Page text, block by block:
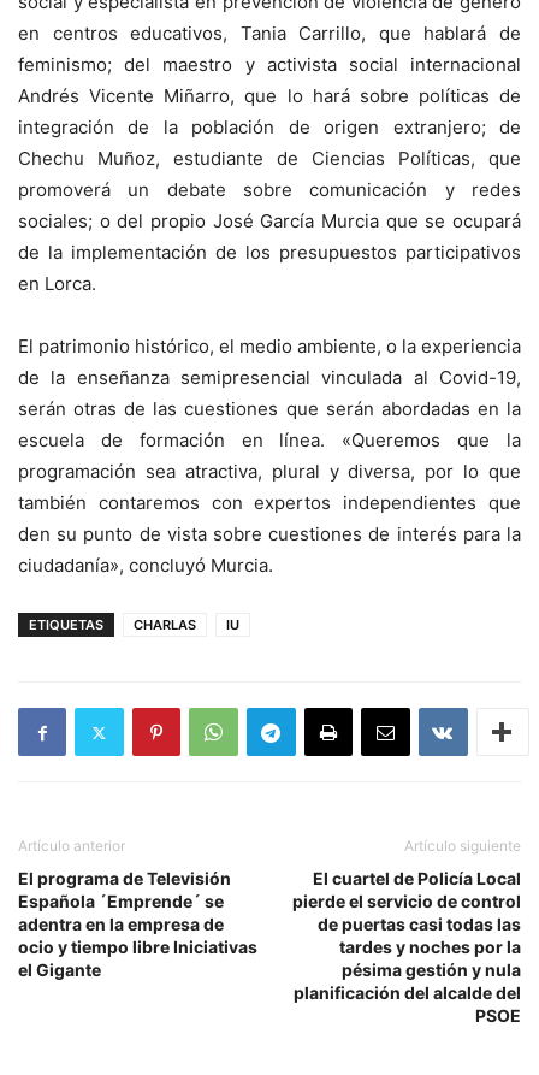
en centros educativos, Tania Carrillo, que hablará de
feminismo; del maestro y activista social internacional
Andrés Vicente Miñarro, que lo hará sobre políticas de
integración de la población de origen extranjero; de
Chechu Muñoz, estudiante de Ciencias Políticas, que
promoverá un debate sobre comunicación y redes
sociales; o del propio José García Murcia que se ocupará
de la implementación de los presupuestos participativos
en Lorca.
El patrimonio histórico, el medio ambiente, o la experiencia
de la enseñanza semipresencial vinculada al Covid-19,
serán otras de las cuestiones que serán abordadas en la
escuela de formación en línea. «Queremos que la
programación sea atractiva, plural y diversa, por lo que
también contaremos con expertos independientes que
den su punto de vista sobre cuestiones de interés para la
ciudadanía», concluyó Murcia.
ETIQUETAS CHARLAS IU
Artículo anterior
El programa de Televisión
Española ´Emprende´ se
adentra en la empresa de
ocio y tiempo libre Iniciativas
el Gigante
Artículo siguiente
El cuartel de Policía Local
pierde el servicio de control
de puertas casi todas las
tardes y noches por la
pésima gestión y nula
planificación del alcalde del
PSOE